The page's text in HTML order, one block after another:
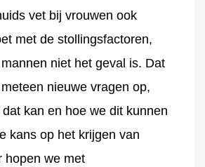
vet bij vrouwen ook
met de stollingsfactoren,
niet het geval is. Dat
nieuwe vragen op,
kan en hoe we dit kunnen
kans op het krijgen van
hopen we met